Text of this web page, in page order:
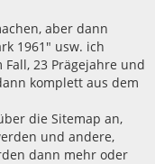
aber dann
1961" usw. ich
Fall, 23 Prägejahre und
komplett aus dem
die Sitemap an,
und andere,
dann mehr oder